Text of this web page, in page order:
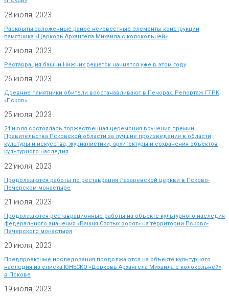
28 июля, 2023
Раскрыты заложенные ранее неизвестные элементы конструкции
памятника «Церковь Архангела Михаила с колокольней»
27 июля, 2023
Реставрация башни Нижних решеток начнется уже в этом году
26 июля, 2023
Древние памятники обители восстанавливают в Печорах. Репортаж ГТРК
«Псков»
25 июля, 2023
24 июля состоялась торжественная церемония вручения премии
Правительства Псковской области за лучшие произведения в области
культуры и искусства, журналистики, архитектуры и сохранения объектов
культурного наследия
22 июля, 2023
Продолжаются работы по реставрация Лазаревской церкви в Псково-
Печерском монастыре
21 июля, 2023
Продолжаются реставрационные работы на объекте культурного наследия
федерального значения «Башня Святых ворот» на территории Псково-
Печерского монастыря
20 июля, 2023
Предпроектные исследования продолжаются на объекте культурного
наследия из списка ЮНЕСКО «Церковь Архангела Михаила с колокольней»
в Пскове
19 июля, 2023